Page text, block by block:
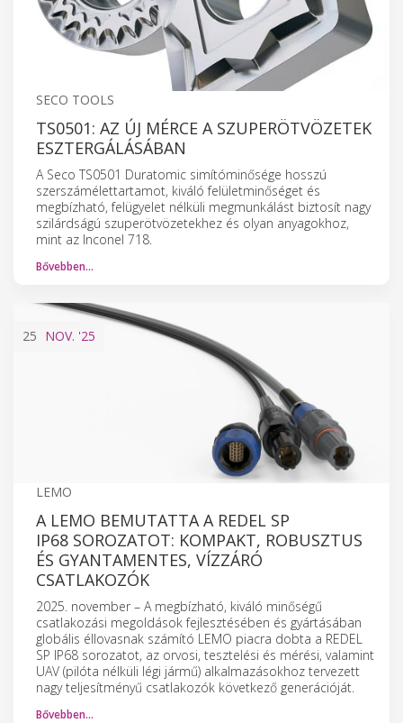
SECO TOOLS
TS0501: AZ ÚJ MÉRCE A SZUPERÖTVÖZETEK
ESZTERGÁLÁSÁBAN
A Seco TS0501 Duratomic simítóminősége hosszú
szerszámélettartamot, kiváló felületminőséget és
megbízható, felügyelet nélküli megmunkálást biztosít nagy
szilárdságú szuperötvözetekhez és olyan anyagokhoz,
mint az Inconel 718.
Bővebben…
25 NOV. '25
LEMO
A LEMO BEMUTATTA A REDEL SP
IP68 SOROZATOT: KOMPAKT, ROBUSZTUS
ÉS GYANTAMENTES, VÍZZÁRÓ
CSATLAKOZÓK
2025. november – A megbízható, kiváló minőségű
csatlakozási megoldások fejlesztésében és gyártásában
globális éllovasnak számító LEMO piacra dobta a REDEL
SP IP68 sorozatot, az orvosi, tesztelési és mérési, valamint
UAV (pilóta nélküli légi jármű) alkalmazásokhoz tervezett
nagy teljesítményű csatlakozók következő generációját.
Bővebben…